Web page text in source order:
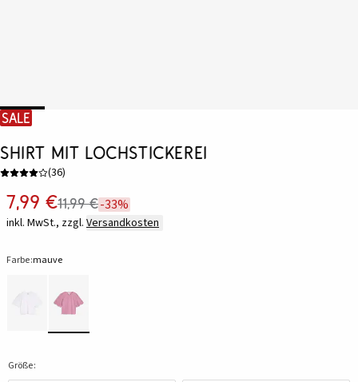
SALE
Shirt mit Lochstickerei
(36)
7,99 €11,99 €-33%
inkl. MwSt., zzgl. Versandkosten
Farbe:mauve
Größe: